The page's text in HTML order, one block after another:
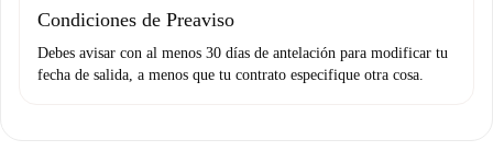
Condiciones de Preaviso
Debes avisar con al menos 30 días de antelación para modificar tu
fecha de salida, a menos que tu contrato especifique otra cosa.